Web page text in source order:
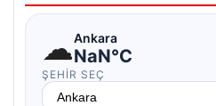
☁Ankara
NaN°C
ŞEHIR SEÇ